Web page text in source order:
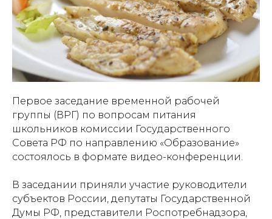
Первое заседание временной рабочей
группы (ВРГ) по вопросам питания
школьников комиссии Государственного
Совета РФ по направлению «Образование»
состоялось в формате видео-конференции.
В заседании приняли участие руководители
субъектов России, депутаты Государственной
Думы РФ, представители Роспотребнадзора,